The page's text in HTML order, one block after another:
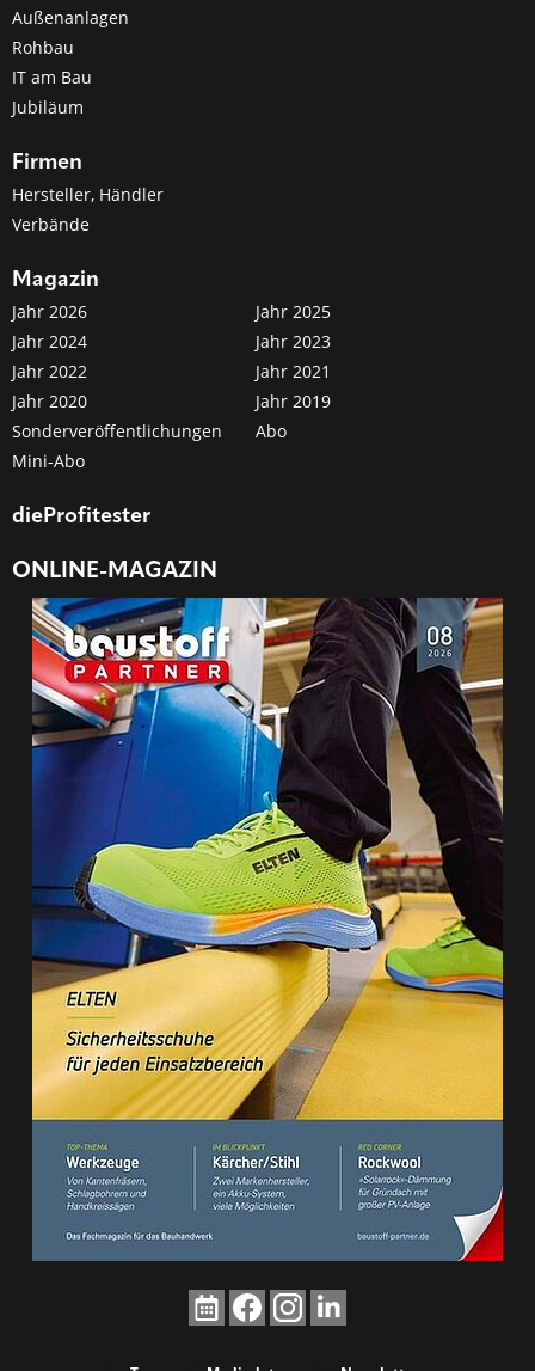
Außenanlagen
Rohbau
IT am Bau
Jubiläum
Firmen
Hersteller, Händler
Verbände
Magazin
Jahr 2026
Jahr 2025
Jahr 2024
Jahr 2023
Jahr 2022
Jahr 2021
Jahr 2020
Jahr 2019
Sonderveröffentlichungen
Abo
Mini-Abo
dieProfitester
ONLINE-MAGAZIN